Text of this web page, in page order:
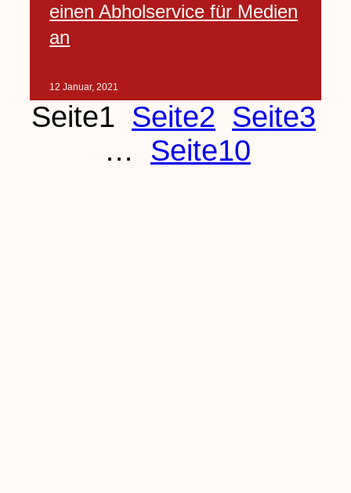
einen Abholservice für Medien
an
12 Januar, 2021
Seite1 Seite2 Seite3
…
Seite10